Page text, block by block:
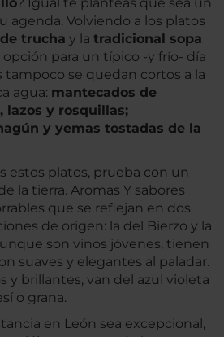
agenda. Volviendo a los platos
trucha y la tradicional sopa
para un típico -y frío- día
tampoco se quedan cortos a la
agua: mantecados de
lazos y rosquillas;
y yemas tostadas de la
estos platos, prueba con un
la tierra. Aromas Y sabores
que se reflejan en dos
de origen: la del Bierzo y la
son vinos jóvenes, tienen
suaves y elegantes al paladar.
y brillantes, van del azul violeta
o grana.
en León sea excepcional,